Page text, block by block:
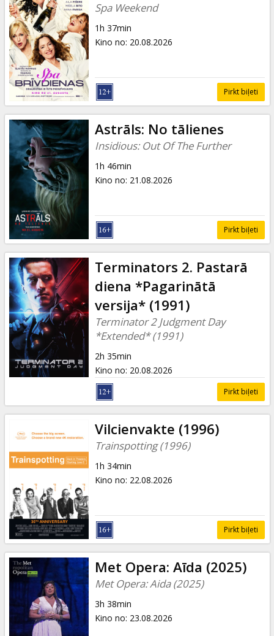
Spa Weekend
1h 37min
Kino no: 20.08.2026
Pirkt biļeti
Astrāls: No tālienes
Insidious: Out Of The Further
1h 46min
Kino no: 21.08.2026
Pirkt biļeti
Terminators 2. Pastarā
diena *Pagarinātā
versija* (1991)
Terminator 2 Judgment Day
*Extended* (1991)
2h 35min
Kino no: 20.08.2026
Pirkt biļeti
Vilcienvakte (1996)
Trainspotting (1996)
1h 34min
Kino no: 22.08.2026
Pirkt biļeti
Met Opera: Aīda (2025)
Met Opera: Aida (2025)
3h 38min
Kino no: 23.08.2026